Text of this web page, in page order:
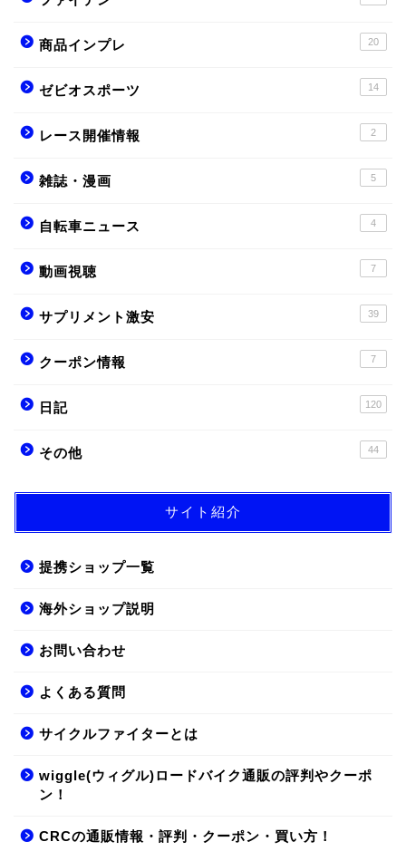
商品インプレ 20
ゼビオスポーツ 14
レース開催情報 2
雑誌・漫画 5
自転車ニュース 4
動画視聴 7
サプリメント激安 39
クーポン情報 7
日記 120
その他 44
サイト紹介
提携ショップ一覧
海外ショップ説明
お問い合わせ
よくある質問
サイクルファイターとは
wiggle(ウィグル)ロードバイク通販の評判やクーポ
ン！
CRCの通販情報・評判・クーポン・買い方！